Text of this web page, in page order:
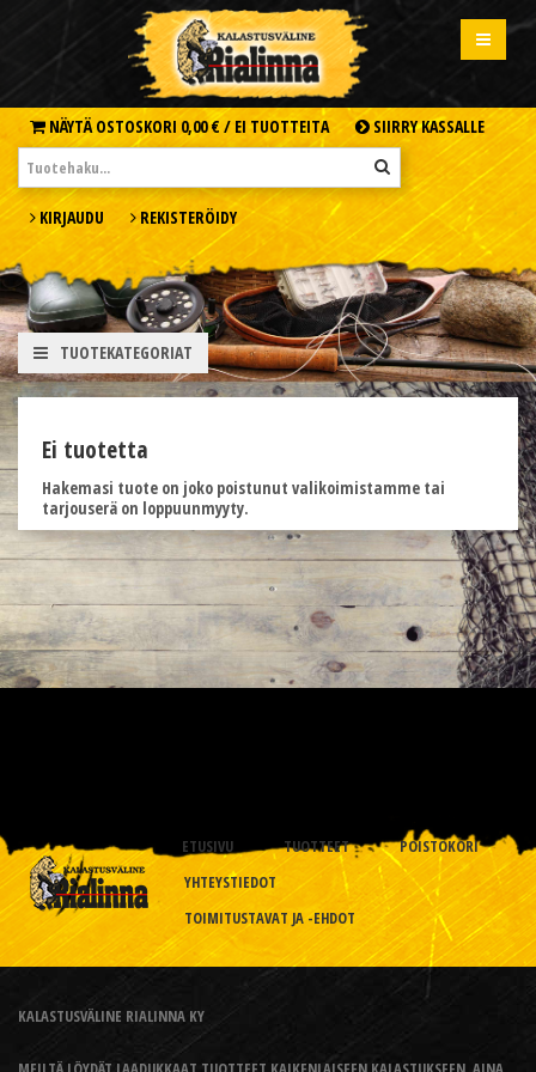
NÄYTÄ OSTOSKORI 0,00 € / EI TUOTTEITA SIIRRY KASSALLE
KIRJAUDU REKISTERÖIDY
TUOTEKATEGORIAT
Ei tuotetta
Hakemasi tuote on joko poistunut valikoimistamme tai
tarjouserä on loppuunmyyty.
ETUSIVU TUOTTEET
POISTOKORI
YHTEYSTIEDOT
TOIMITUSTAVAT JA -EHDOT
KALASTUSVÄLINE RIALINNA KY